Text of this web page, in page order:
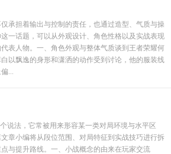
承担着输出与控制的责任，也通过造型、气质与操
一话题，可以从外观设计、角色性格以及实战表现
表人物。一、角色外观与整体气质谈到王者荣耀何
以飘逸的身形和潇洒的动作受到讨论，他的服装线
...
说法，它常被用来形容某一类对局环境与水平区
章小编将从段位范围、对局特征到实战技巧进行拆
与提升路线。一、小战概念的由来在玩家交流